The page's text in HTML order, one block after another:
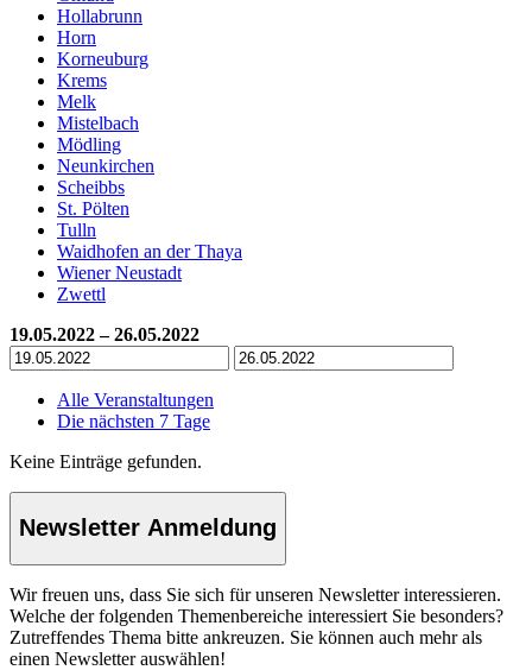
Hollabrunn
Horn
Korneuburg
Krems
Melk
Mistelbach
Mödling
Neunkirchen
Scheibbs
St. Pölten
Tulln
Waidhofen an der Thaya
Wiener Neustadt
Zwettl
19.05.2022 – 26.05.2022
Alle Veranstaltungen
Die nächsten 7 Tage
Keine Einträge gefunden.
Newsletter Anmeldung
Wir freuen uns, dass Sie sich für unseren Newsletter interessieren.
Welche der folgenden Themenbereiche interessiert Sie besonders?
Zutreffendes Thema bitte ankreuzen. Sie können auch mehr als
einen Newsletter auswählen!